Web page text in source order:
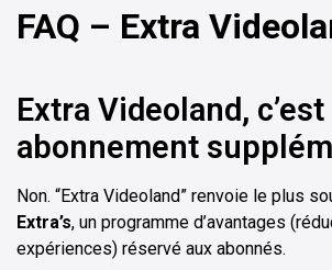
FAQ – Extra
Extra Videoland,
abonnement
Non. “Extra Videoland” renvoie le plus
Extra’s, un programme d’avantages
expériences) réservé aux abonnés.